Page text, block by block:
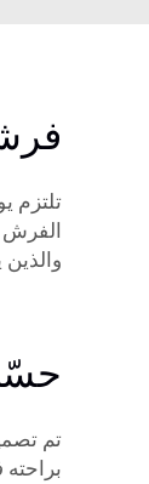
تلتزم
الفرش
تم